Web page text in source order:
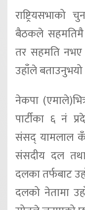
बैठकले सहमतिमै
तर सहमति
उहाँले बताउनुभयो
नेकपा
पार्टीका ६ नं
संसद् यामलाल
संसदीय दल
दलका तर्फबाट
दलको नेतामा